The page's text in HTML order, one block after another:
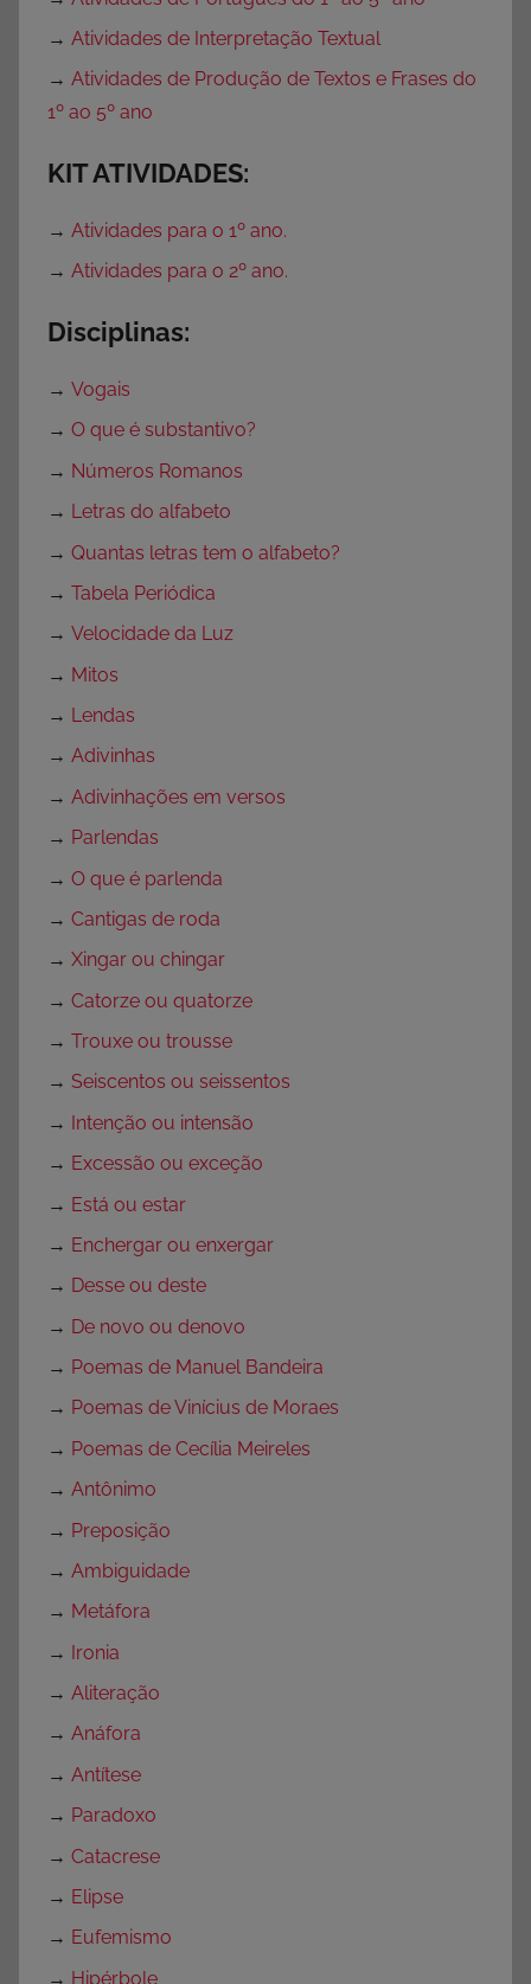
→ Atividades de Interpretação Textual
→ Atividades de Produção de Textos e Frases do
1º ao 5º ano
KIT ATIVIDADES:
→ Atividades para o 1º ano.
→ Atividades para o 2º ano.
Disciplinas:
→ Vogais
→ O que é substantivo?
→ Números Romanos
→ Letras do alfabeto
→ Quantas letras tem o alfabeto?
→ Tabela Periódica
→ Velocidade da Luz
→ Mitos
→ Lendas
→ Adivinhas
→ Adivinhações em versos
→ Parlendas
→ O que é parlenda
→ Cantigas de roda
→ Xingar ou chingar
→ Catorze ou quatorze
→ Trouxe ou trousse
→ Seiscentos ou seissentos
→ Intenção ou intensão
→ Excessão ou exceção
→ Está ou estar
→ Enchergar ou enxergar
→ Desse ou deste
→ De novo ou denovo
→ Poemas de Manuel Bandeira
→ Poemas de Vinícius de Moraes
→ Poemas de Cecília Meireles
→ Antônimo
→ Preposição
→ Ambiguidade
→ Metáfora
→ Ironia
→ Aliteração
→ Anáfora
→ Antítese
→ Paradoxo
→ Catacrese
→ Elipse
→ Eufemismo
→ Hipérbole